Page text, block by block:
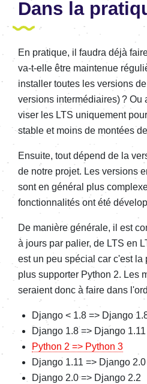
Dans la
En pratique, il faudra déjà
va-t-elle être maintenue
installer toutes les versions
versions intermédiaires) ? Ou
viser les LTS uniquement
stable et moins de montées
Ensuite, tout dépend de la
de notre projet. Les versions
sont en général plus
fonctionnalités ont été
De manière générale, il est
à jours par palier, de LTS en
est un peu spécial car c'est la
plus supporter Python 2. Les
seraient donc à faire dans
Django < 1.8 => Django
Django 1.8 => Django 1.11
Python 2 => Python 3
Django 1.11 => Django 2.0
Django 2.0 => Django 2.2